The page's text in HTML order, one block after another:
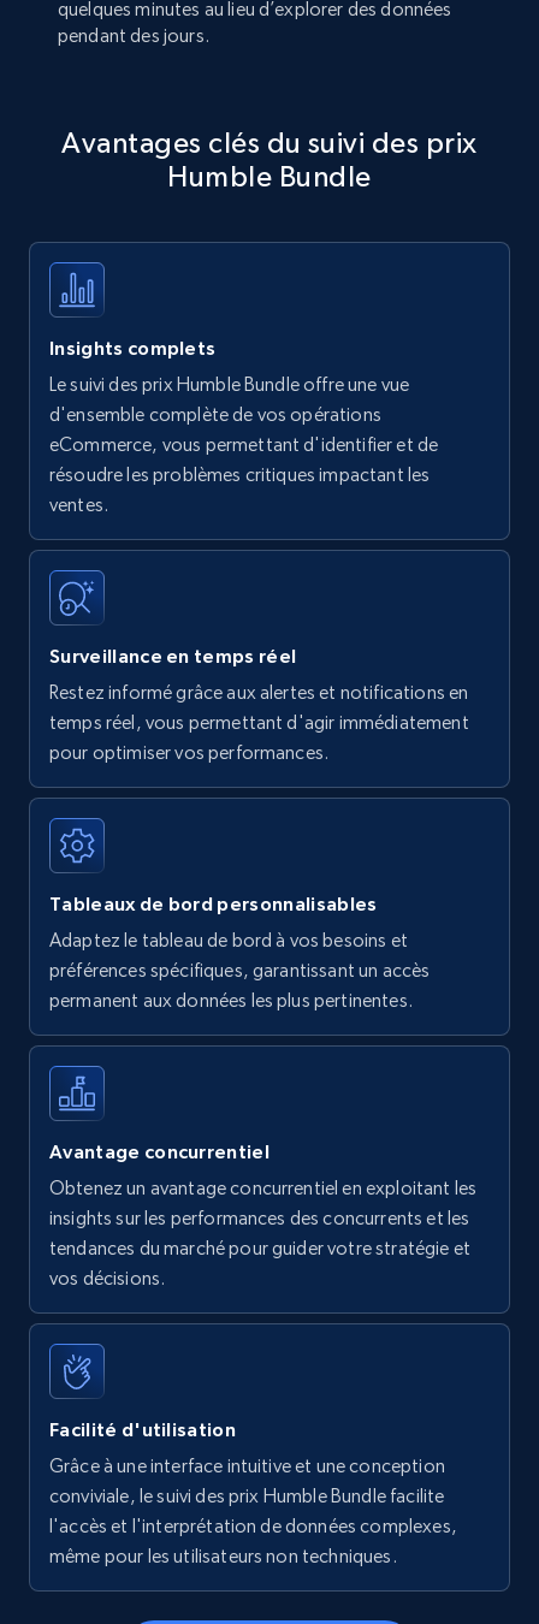
quelques minutes au lieu d’explorer des données
pendant des jours.
Avantages clés du suivi des prix
Humble Bundle
Insights complets
Le suivi des prix Humble Bundle offre une vue
d'ensemble complète de vos opérations
eCommerce, vous permettant d'identifier et de
résoudre les problèmes critiques impactant les
ventes.
Surveillance en temps réel
Restez informé grâce aux alertes et notifications en
temps réel, vous permettant d'agir immédiatement
pour optimiser vos performances.
Tableaux de bord personnalisables
Adaptez le tableau de bord à vos besoins et
préférences spécifiques, garantissant un accès
permanent aux données les plus pertinentes.
Avantage concurrentiel
Obtenez un avantage concurrentiel en exploitant les
insights sur les performances des concurrents et les
tendances du marché pour guider votre stratégie et
vos décisions.
Facilité d'utilisation
Grâce à une interface intuitive et une conception
conviviale, le suivi des prix Humble Bundle facilite
l'accès et l'interprétation de données complexes,
même pour les utilisateurs non techniques.